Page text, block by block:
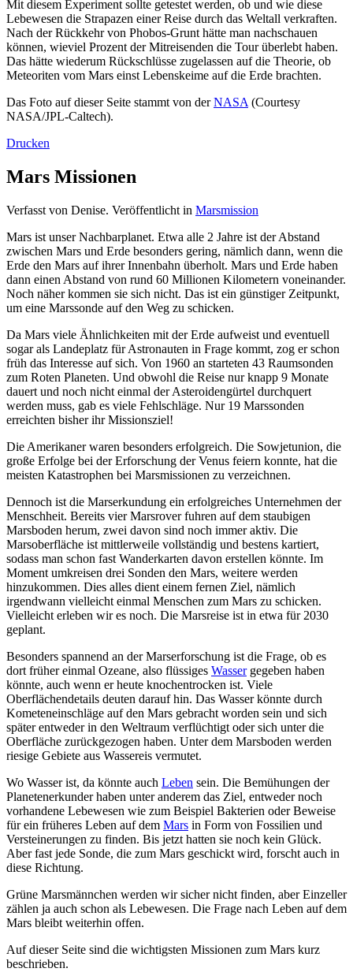
Mit diesem Experiment sollte getestet werden, ob und wie diese
Lebewesen die Strapazen einer Reise durch das Weltall verkraften.
Nach der Rückkehr von Phobos-Grunt hätte man nachschauen
können, wieviel Prozent der Mitreisenden die Tour überlebt haben.
Das hätte wiederum Rückschlüsse zugelassen auf die Theorie, ob
Meteoriten vom Mars einst Lebenskeime auf die Erde brachten.
Das Foto auf dieser Seite stammt von derNASA (Courtesy
NASA/JPL-Caltech).
Drucken
Mars Missionen
Verfasst von Denise. Veröffentlicht in Marsmission
Mars ist unser Nachbarplanet. Etwa alle 2 Jahre ist der Abstand
zwischen Mars und Erde besonders gering, nämlich dann, wenn die
Erde den Mars auf ihrer Innenbahn überholt. Mars und Erde haben
dann einen Abstand von rund 60 Millionen Kilometern voneinander.
Noch näher kommen sie sich nicht. Das ist ein günstiger Zeitpunkt,
um eine Marssonde auf den Weg zu schicken.
Da Mars viele Ähnlichkeiten mit der Erde aufweist und eventuell
sogar als Landeplatz für Astronauten in Frage kommt, zog er schon
früh das Interesse auf sich. Von 1960 an starteten 43 Raumsonden
zum Roten Planeten. Und obwohl die Reise nur knapp 9 Monate
dauert und noch nicht einmal der Asteroidengürtel durchquert
werden muss, gab es viele Fehlschläge. Nur 19 Marssonden
erreichten bisher ihr Missionsziel!
Die Amerikaner waren besonders erfolgreich. Die Sowjetunion, die
große Erfolge bei der Erforschung der Venus feiern konnte, hat die
meisten Katastrophen bei Marsmissionen zu verzeichnen.
Dennoch ist die Marserkundung ein erfolgreiches Unternehmen der
Menschheit. Bereits vier Marsrover fuhren auf dem staubigen
Marsboden herum, zwei davon sind noch immer aktiv. Die
Marsoberfläche ist mittlerweile vollständig und bestens kartiert,
sodass man schon fast Wanderkarten davon erstellen könnte. Im
Moment umkreisen drei Sonden den Mars, weitere werden
hinzukommen. Dies alles dient einem fernen Ziel, nämlich
irgendwann vielleicht einmal Menschen zum Mars zu schicken.
Vielleicht erleben wir es noch. Die Marsreise ist in etwa für 2030
geplant.
Besonders spannend an der Marserforschung ist die Frage, ob es
dort früher einmal Ozeane, also flüssiges Wassergegeben haben
könnte, auch wenn er heute knochentrocken ist. Viele
Oberflächendetails deuten darauf hin. Das Wasser könnte durch
Kometeneinschläge auf den Mars gebracht worden sein und sich
später entweder in den Weltraum verflüchtigt oder sich unter die
Oberfläche zurückgezogen haben. Unter dem Marsboden werden
riesige Gebiete aus Wassereis vermutet.
Wo Wasser ist, da könnte auch Leben sein. Die Bemühungen der
Planetenerkunder haben unter anderem das Ziel, entweder noch
vorhandene Lebewesen wie zum Beispiel Bakterien oder Beweise
für ein früheres Leben auf dem Mars in Form von Fossilien und
Versteinerungen zu finden. Bis jetzt hatten sie noch kein Glück.
Aber fast jede Sonde, die zum Mars geschickt wird, forscht auch in
diese Richtung.
Grüne Marsmännchen werden wir sicher nicht finden, aber Einzeller
zählen ja auch schon als Lebewesen. Die Frage nach Leben auf dem
Mars bleibt weiterhin offen.
Auf dieser Seite sind die wichtigsten Missionen zum Mars kurz
beschrieben.